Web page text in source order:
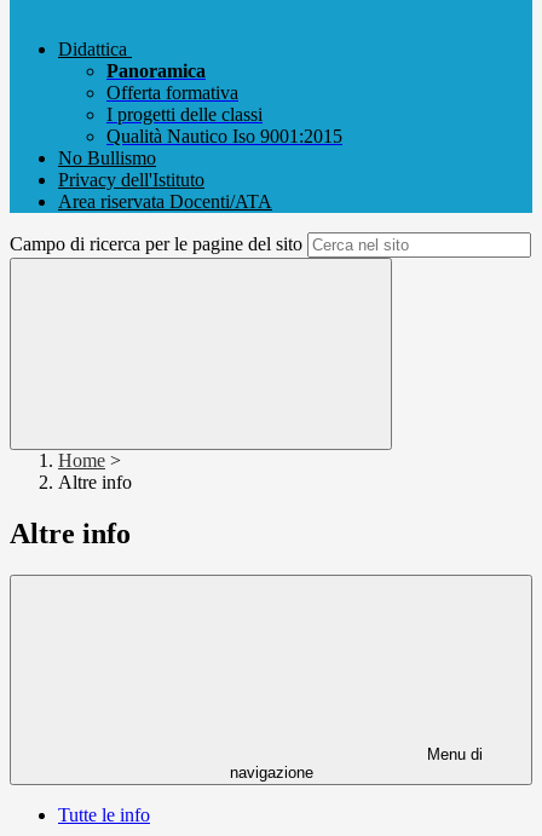
Didattica
Panoramica
Offerta formativa
I progetti delle classi
Qualità Nautico Iso 9001:2015
No Bullismo
Privacy dell'Istituto
Area riservata Docenti/ATA
Campo di ricerca per le pagine del sito
Home >
Altre info
Altre info
Menu di
navigazione
Tutte le info